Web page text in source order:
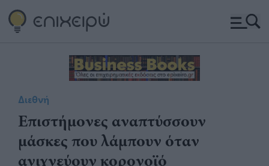
Διεθνή
Επιστήμονες αναπτύσσουν
μάσκες που λάμπουν όταν
ανιχνεύουν κορονοϊό